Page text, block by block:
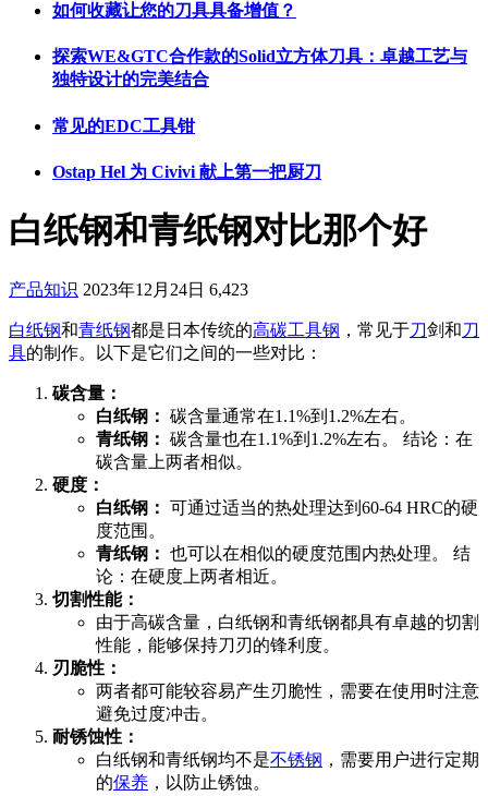
如何收藏让您的刀具具备增值？
探索WE&GTC合作款的Solid立方体刀具：卓越工艺与
独特设计的完美结合
常见的EDC工具钳
Ostap Hel 为 Civivi 献上第一把厨刀
白纸钢和青纸钢对比那个好
产品知识 2023年12月24日 6,423
白纸钢和青纸钢都是日本传统的高碳工具钢 ，常见于刀剑和刀
具的制作。以下是它们之间的一些对比：
碳含量：
白纸钢： 碳含量通常在1.1%到1.2%左右。
青纸钢： 碳含量也在1.1%到1.2%左右。 结论：在
碳含量上两者相似。
硬度：
白纸钢： 可通过适当的热处理达到60-64 HRC的硬
度范围。
青纸钢： 也可以在相似的硬度范围内热处理。 结
论：在硬度上两者相近。
切割性能：
由于高碳含量，白纸钢和青纸钢都具有卓越的切割
性能，能够保持刀刃的锋利度。
刃脆性：
两者都可能较容易产生刃脆性，需要在使用时注意
避免过度冲击。
耐锈蚀性：
白纸钢和青纸钢均不是不锈钢 ，需要用户进行定期
的保养 ，以防止锈蚀。